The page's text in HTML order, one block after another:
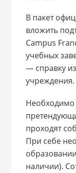
В пакет
вложить
Campus
учебных
— справку
учреждения.
Необходимо
проходят
При себе
наличии).